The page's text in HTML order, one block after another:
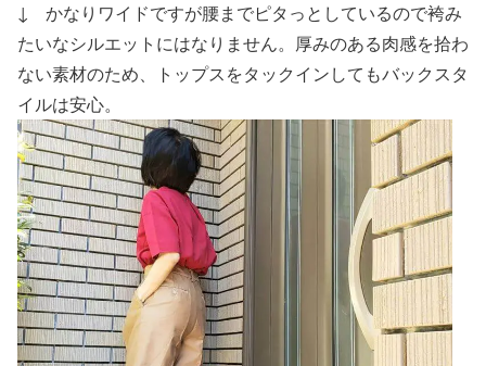
↓ かなりワイドですが腰までピタっとしているので袴み
たいなシルエットにはなりません。厚みのある肉感を拾わ
ない素材のため、トップスをタックインしてもバックスタ
イルは安心。